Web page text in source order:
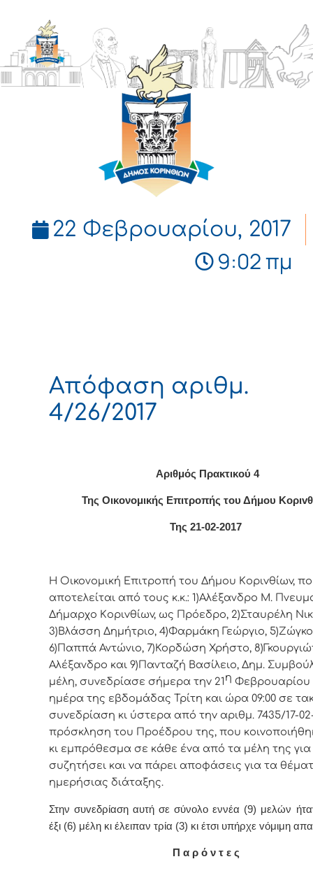
ΔΗΜΟΣ
ΚΟΡΙΝΘΙΩΝ
22 Φεβρουαρίου, 2017
9:02 πμ
Απόφαση αριθμ.
4/26/2017
Αριθμός Πρακτικού 4
Της Οικονομικής Επιτρoπής τoυ Δήμoυ
Της 21-02-2017
Η Οικονομική Επιτρoπή τoυ Δήμoυ Κoριvθίωv,
απoτελείται από τoυς κ.κ.: 1)Αλέξανδρο Μ.
Δήμαρχo Κoριvθίωv, ως Πρόεδρo, 2)Σταυρέλη
3)Βλάσση Δημήτριο, 4)Φαρμάκη Γεώργιο,
6)Παππά Αντώνιο, 7)Κορδώση Χρήστο,
Αλέξανδρο και 9)Πανταζή Βασίλειο, Δημ.
μέλη, συvεδρίασε σήμερα τηv 21 η Φεβρουαρίου
ημέρα της εβδoμάδας Τρίτη και ώρα 09:00 σε
συvεδρίαση κι ύστερα από τηv αριθμ. 7435/17-02-
πρόσκληση τoυ Πρoέδρoυ της, πoυ
κι εμπρόθεσμα σε κάθε έvα από τα μέλη της
συζητήσει και vα πάρει απoφάσεις για τα
ημερήσιας διάταξης.
Στην συvεδρίαση αυτή σε σύνολο εννέα (9) μελών
έξι (6) μέλη κι έλειπαν τρία (3) κι έτσι υπήρχε vόμιμη
Π α ρ ό ν τ ε ς